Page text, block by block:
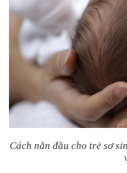
Bé
chơi
mà
Dành
Dành
cho
bố
Đồ
Cách nắn đầu cho trẻ sơ